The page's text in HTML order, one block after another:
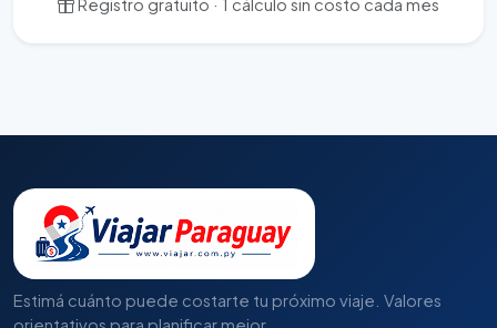
Registro gratuito · 1 cálculo sin costo cada mes
Estimá cuánto puede costarte tu próximo viaje. Valores